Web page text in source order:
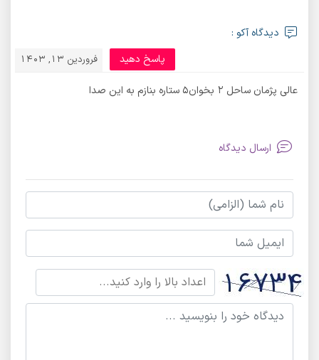
دیدگاه آکو :
فروردین 13, 1403 پاسخ دهید
عالی پژمان ساحل ۲ بخوان۵ ستاره بنازم به این صدا
ارسال دیدگاه